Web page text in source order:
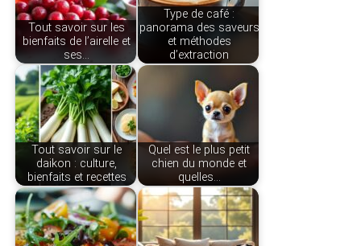
Tout savoir sur les
bienfaits de l’airelle et
ses…
Type de café :
panorama des saveurs
et méthodes
d’extraction
Tout savoir sur le
daikon : culture,
bienfaits et recettes
Quel est le plus petit
chien du monde et
quelles…